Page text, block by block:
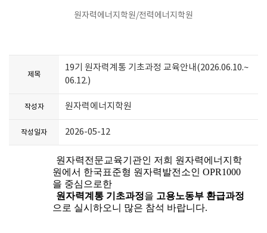
원자력에너지학원/전력에너지학원
제목
19기 원자력계통 기초과정 교육안내(2026.06.10.~
06.12.)
작성자 원자력에너지학원
작성일자 2026-05-12
원자력전문교육기관인 저희 원자력에너지학
원에서 한국표준형 원자력발전소인 OPR1000
을 중심으로한
원자력계통 기초과정을 고용노동부 환급과정
으로 실시하오니 많은 참석 바랍니다.